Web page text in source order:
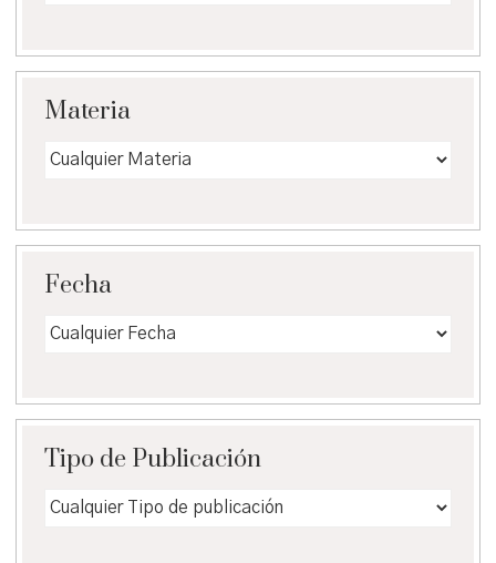
Materia
Fecha
Tipo de Publicación